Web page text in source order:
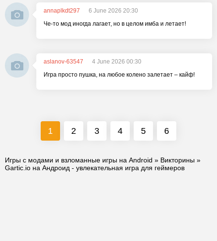
annaplkdt297
6 June 2026 20:30
Че-то мод иногда лагает, но в целом имба и летает!
aslanov-63547
4 June 2026 00:30
Игра просто пушка, на любое колено залетает – кайф!
1 2 3 4 5 6
Игры с модами и взломанные игры на Android » Викторины »
Gartic.io на Андроид - увлекательная игра для геймеров